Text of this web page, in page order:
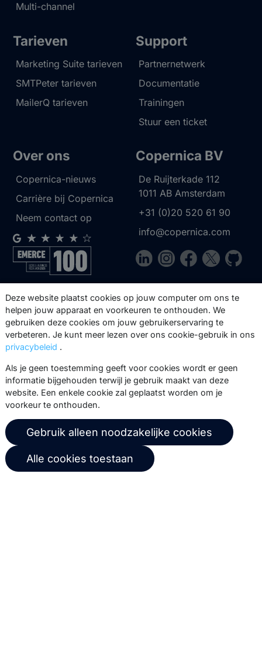
Multi-channel
Tarieven
Marketing Suite tarieven
SMTPeter tarieven
MailerQ tarieven
Support
Partnernetwerk
Documentatie
Trainingen
Stuur een ticket
Over ons
Copernica-nieuws
Carrière bij Copernica
Neem contact op
Copernica BV
De Ruijterkade 112
1011 AB Amsterdam
+31 (0)20 520 61 90
info@copernica.com
Via onze nieuwsbrief blijf je op de
hoogte van onze product updates,
events, webinars, best practices en
whitepapers.
Abonneer
© 2026 Copernica B.V.
Algemene voorwaarden
Privacybeleid
Gebruikersovereenkomst
Deze website plaatst cookies op jouw computer om ons te
helpen jouw apparaat en voorkeuren te onthouden. We
gebruiken deze cookies om jouw gebruikerservaring te
verbeteren. Je kunt meer lezen over ons cookie-gebruik in ons
privacybeleid .
Als je geen toestemming geeft voor cookies wordt er geen
informatie bijgehouden terwijl je gebruik maakt van deze
website. Een enkele cookie zal geplaatst worden om je
voorkeur te onthouden.
Gebruik alleen noodzakelijke cookies
Alle cookies toestaan